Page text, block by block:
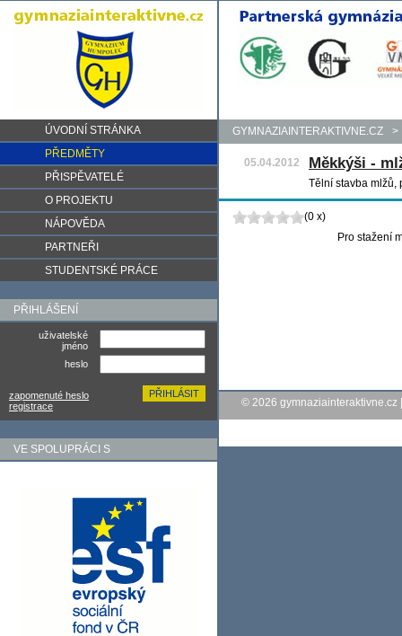
ÚVODNÍ STRÁNKA
PŘEDMĚTY
PŘISPĚVATELÉ
O PROJEKTU
NÁPOVĚDA
PARTNEŘI
STUDENTSKÉ PRÁCE
PŘIHLÁŠENÍ
uživatelské
jméno
heslo
zapomenuté heslo
registrace
VE SPOLUPRÁCI S
GYMNAZIAINTERAKTIVNE.CZ >
05.04.2012 Měkkýši -
Tělní stavba mlžů,
(0 x)
Pro stažení
© 2026 gymnaziainteraktivne.cz